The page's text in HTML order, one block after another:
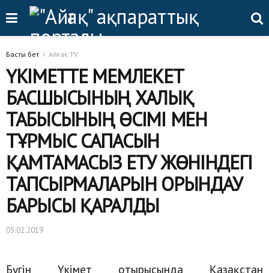
Басты бет Айғақ TV
ҮКІМЕТТЕ МЕМЛЕКЕТ
БАСШЫСЫНЫҢ ХАЛЫҚ
ТАБЫСЫНЫҢ ӨСІМІ МЕН
ТҰРМЫС САПАСЫН
ҚАМТАМАСЫЗ ЕТУ ЖӨНІНДЕГІ
ТАПСЫРМАЛАРЫН ОРЫНДАУ
БАРЫСЫ ҚАРАЛДЫ
05.02.2019
Бүгін Үкімет отырысында Қазақстан